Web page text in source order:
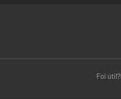
Foi útil?